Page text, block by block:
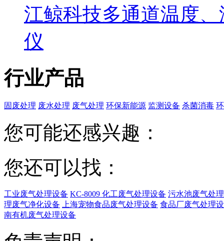
江鲸科技多通道温度
仪
行业产品
固废处理 废水处理 废气处理 环保新能源 监测设备 杀菌消毒
您可能还感兴趣：
您还可以找：
工业废气处理设备 KC-8009 化工废气处理设备 污水池废气处
理废气净化设备
上海宠物食品废气处理设备 食品厂废气处理
南有机废气处理设备